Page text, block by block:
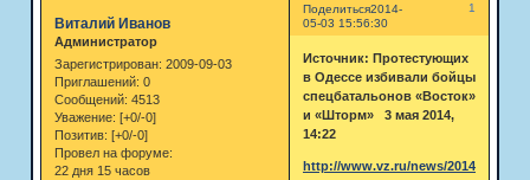
Поделиться 1
2014-
05-03 15:56:30
Виталий Иванов
Администратор
Зарегистрирован: 2009-09-03
Приглашений: 0
Сообщений: 4513
Уважение: [+0/-0]
Позитив: [+0/-0]
Провел на форуме:
22 дня 15 часов
Источник: Протестующих
в Одессе избивали бойцы
спецбатальонов «Восток»
и «Шторм» 3 мая 2014,
14:22
http://www.vz.ru/news/2014/5/3/